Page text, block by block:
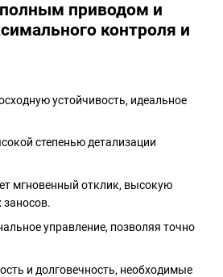
приводом и
контроля и
устойчивость, идеальное
степенью детализации
мгновенный отклик, высокую
управление, позволяя точно
и долговечность, необходимые